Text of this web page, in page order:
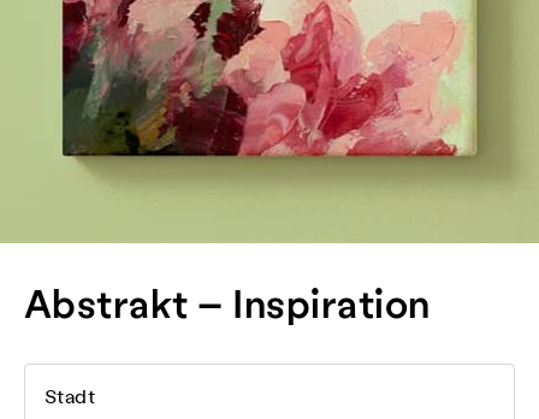
Abstrakt – Inspiration
Stadt